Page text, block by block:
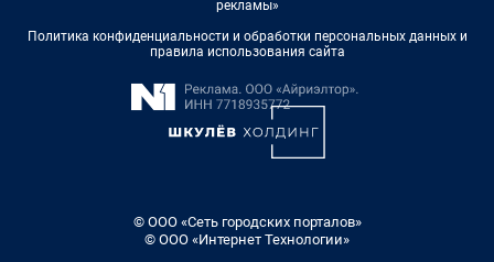
рекламы»
Политика конфиденциальности и обработки персональных данных и
правила использования сайта
© ООО «Сеть городских порталов»
© ООО «Интернет Технологии»